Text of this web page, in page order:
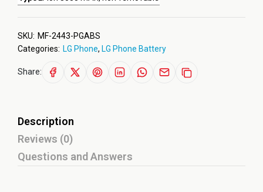
SKU: MF-2443-PGABS
Categories: LG Phone, LG Phone Battery
Share:
Description
Reviews (0)
Questions and Answers